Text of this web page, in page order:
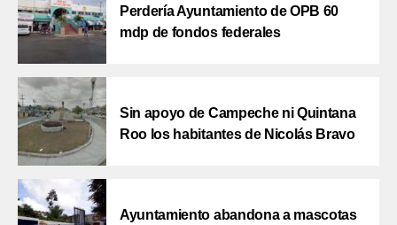
Perdería Ayuntamiento de OPB 60
mdp de fondos federales
Sin apoyo de Campeche ni Quintana
Roo los habitantes de Nicolás Bravo
Ayuntamiento abandona a mascotas